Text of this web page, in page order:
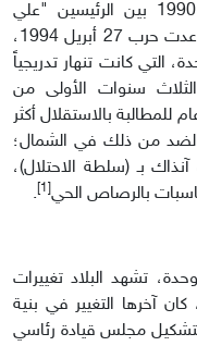
جنوباً، بعد توقيع (الوحدة اليمنية) عام 1990 بين الرئيسين "علي
عبدالله صالح" و"علي سالم البيض". وساعدت حرب 27 أبريل 1994،
التي كانت تنهار تدريجياً
سنوات الأولى من
بالاستقلال أكثر
من ذلك في الشمال؛
بـ (سلطة الاحتلال)،
بالرصاص الحي
.
توقيع الوحدة، تشهد البلاد تغييرات
آخرها التغيير في بنية
الحالي، بتشكيل مجلس قيادة رئاسي